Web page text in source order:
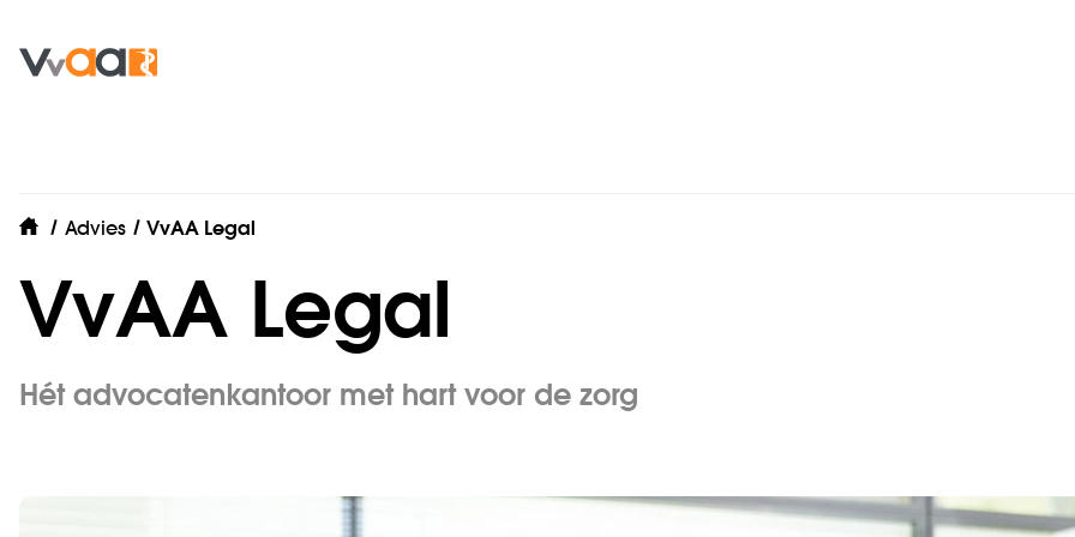
home
Advies VvAA Legal
VvAA Legal
Hét advocatenkantoor met hart voor de zorg